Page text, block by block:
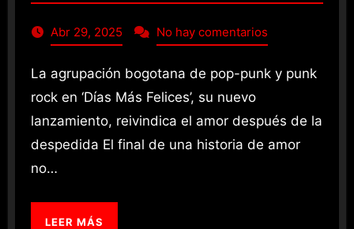
Abr 29, 2025 No hay comentarios
La agrupación bogotana de pop-punk y punk
rock en ‘Días Más Felices’, su nuevo
lanzamiento, reivindica el amor después de la
despedida El final de una historia de amor
no…
LEER MÁS